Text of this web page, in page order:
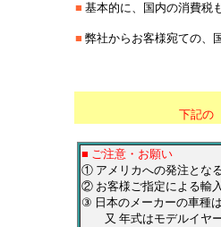
■ 基本的に、国内の消費税
■ 弊社からお客様宛ての、
下記の
■ ご注意・お願い
① アメリカへの発注とな
② お客様ご指定による輸
③ 日本のメーカーの車種
又 年式はモデルイヤー